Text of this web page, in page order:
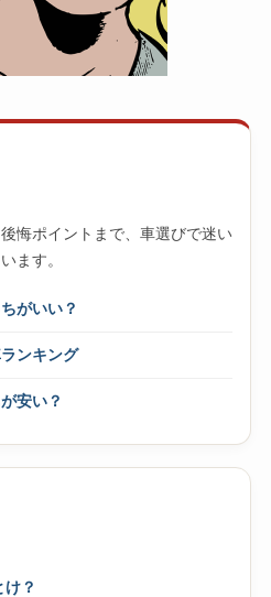
悔ポイントまで、車選びで迷い
ます。
がいい？
ンキング
安い？
？